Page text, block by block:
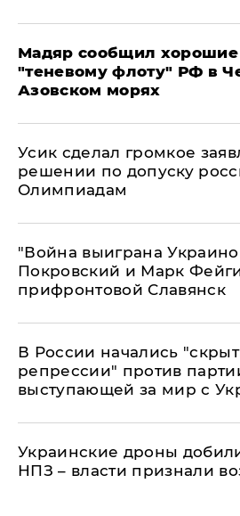
Мадяр сообщил хорошие
"теневому флоту" РФ в
Азовском морях
Усик сделал громкое
решении по допуску
Олимпиадам
"Война выиграна
Покровский и Марк
прифронтовой Славянск
В России начались
репрессии" против
выступающей за мир с
Украинские дроны
НПЗ – власти признали